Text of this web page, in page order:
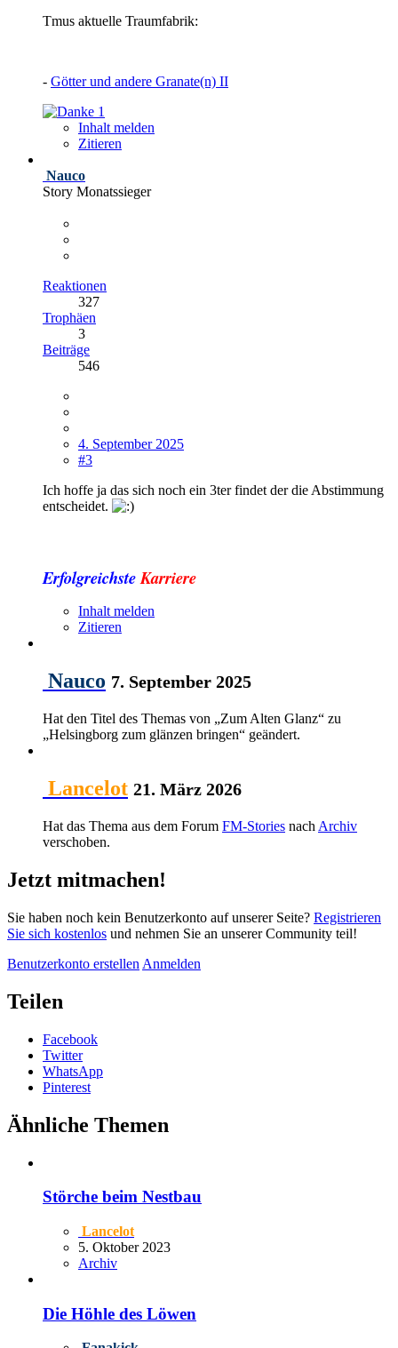
Tmus aktuelle Traumfabrik:
- Götter und andere Granate(n) II
1
Inhalt melden
Zitieren
Nauco
Story Monatssieger
Reaktionen
327
Trophäen
3
Beiträge
546
4. September 2025
#3
Ich hoffe ja das sich noch ein 3ter findet der die Abstimmung
entscheidet.
ErfolgreichsteKarriere
Inhalt melden
Zitieren
Nauco 7. September 2025
Hat den Titel des Themas von „Zum Alten Glanz“ zu
„Helsingborg zum glänzen bringen“ geändert.
Lancelot 21. März 2026
Hat das Thema aus dem Forum FM-Stories nach Archiv
verschoben.
Jetzt mitmachen!
Sie haben noch kein Benutzerkonto auf unserer Seite? Registrieren
Sie sich kostenlos und nehmen Sie an unserer Community teil!
Benutzerkonto erstellen Anmelden
Teilen
Facebook
Twitter
WhatsApp
Pinterest
Ähnliche Themen
Störche beim Nestbau
Lancelot
5. Oktober 2023
Archiv
Die Höhle des Löwen